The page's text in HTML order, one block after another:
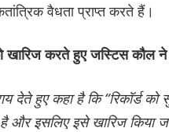
वैधता प्राप्त करते हैं।
खारिज करते हुए जस्टिस कौल ने
देते हुए कहा है कि
और इसलिए इसे खारिज किया